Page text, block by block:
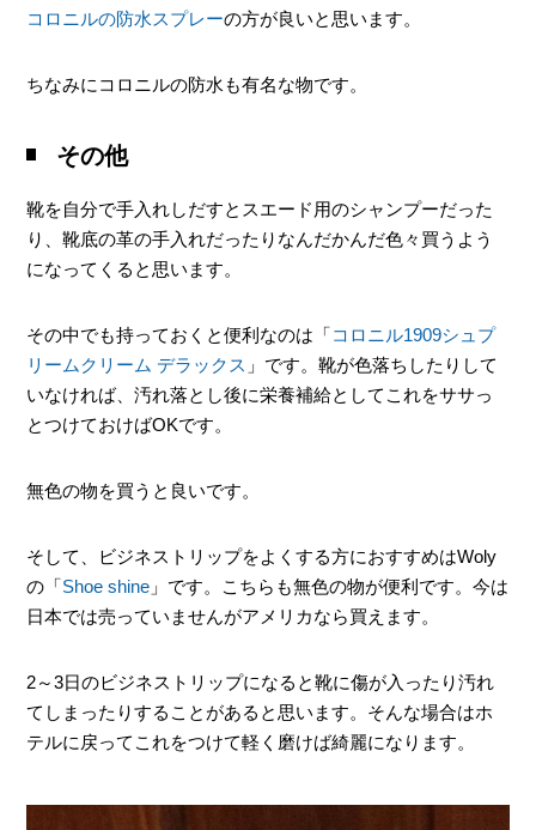
コロニルの防水スプレーの方が良いと思います。
ちなみにコロニルの防水も有名な物です。
その他
靴を自分で手入れしだすとスエード用のシャンプーだった
り、靴底の革の手入れだったりなんだかんだ色々買うよう
になってくると思います。
その中でも持っておくと便利なのは「コロニル1909シュプ
リームクリーム デラックス 」です。靴が色落ちしたりして
いなければ、汚れ落とし後に栄養補給としてこれをササっ
とつけておけばOKです。
無色の物を買うと良いです。
そして、ビジネストリップをよくする方におすすめはWoly
の「Shoe shine 」です。こちらも無色の物が便利です。今は
日本では売っていませんがアメリカなら買えます。
2～3日のビジネストリップになると靴に傷が入ったり汚れ
てしまったりすることがあると思います。そんな場合はホ
テルに戻ってこれをつけて軽く磨けば綺麗になります。